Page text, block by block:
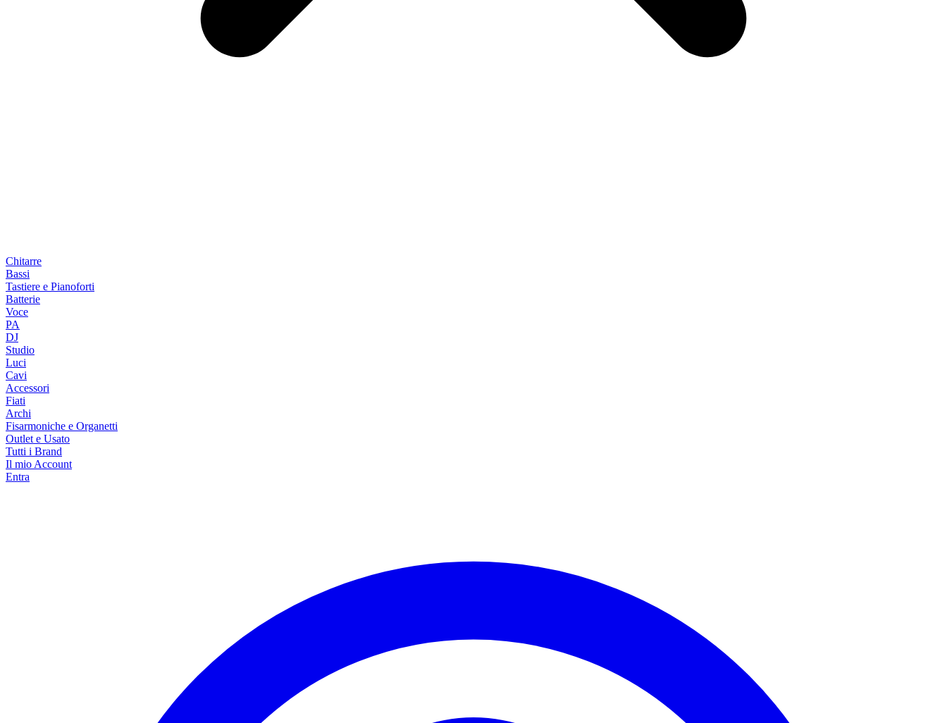
Chitarre
Bassi
Tastiere e Pianoforti
Batterie
Voce
PA
DJ
Studio
Luci
Cavi
Accessori
Fiati
Archi
Fisarmoniche e Organetti
Outlet e Usato
Tutti i Brand
Il mio Account
Entra